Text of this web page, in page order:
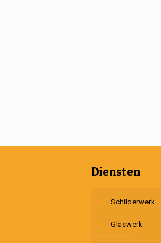
Diensten
Schilderwerk
Glaswerk